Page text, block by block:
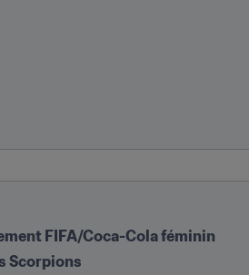
FIFA/Coca-Cola féminin
Scorpions